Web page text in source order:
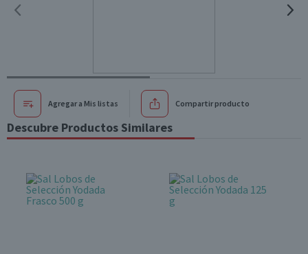
Agregar a Mis listas Compartir producto
Descubre Productos Similares